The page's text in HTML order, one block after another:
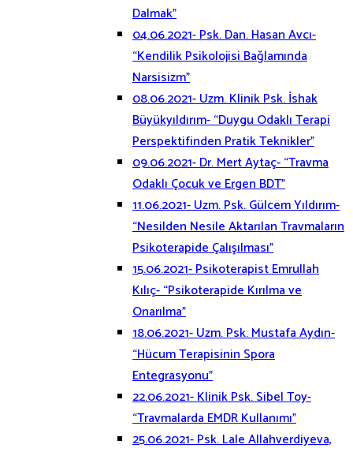
Dalmak”
04.06.2021- Psk. Dan. Hasan Avcı-
“Kendilik Psikolojisi Bağlamında
Narsisizm”
08.06.2021- Uzm. Klinik Psk. İshak
Büyükyıldırım- “Duygu Odaklı Terapi
Perspektifinden Pratik Teknikler”
09.06.2021- Dr. Mert Aytaç- “Travma
Odaklı Çocuk ve Ergen BDT”
11.06.2021- Uzm. Psk. Gülcem Yıldırım-
“Nesilden Nesile Aktarılan Travmaların
Psikoterapide Çalışılması”
15.06.2021- Psikoterapist Emrullah
Kılıç- “Psikoterapide Kırılma ve
Onarılma”
18.06.2021- Uzm. Psk. Mustafa Aydın-
“Hücum Terapisinin Spora
Entegrasyonu”
22.06.2021- Klinik Psk. Sibel Toy-
“Travmalarda EMDR Kullanımı”
25.06.2021- Psk. Lale Allahverdiyeva,